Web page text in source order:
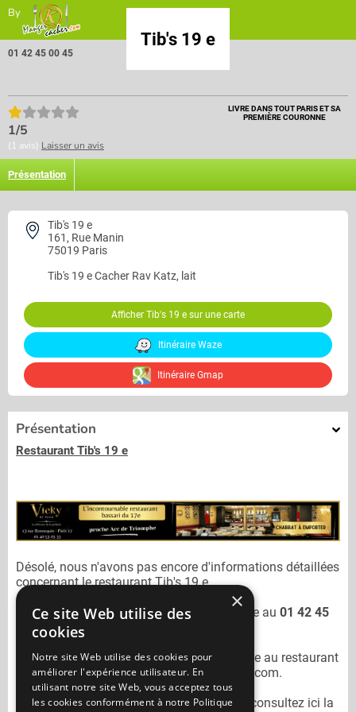
By
Tib's 19 e
01 42 45 00 45
1/5
(1 avis) Laisser un avis
LIVRE DANS TOUT PARIS ET SA
PREMIÈRE COURONNE
Présentation
Tib's 19 e
161, Rue Manin
75019 Paris
Tib's 19 eCacher Rav Katz, lait
Afficher Tib's 19 e sur une carte
Itinéraire Waze
Itinéraire Gmap
Présentation
Restaurant Tib's 19 e
Désolé, nous n'avons pas encore d'informations détaillées
concernant le restaurant Tib's 19 e.
Vous pouvez joindre le restaurant
Tib's 19 e au 01 42 45
00 45
N'oubliez pas de préciser lors de votre sortie au restaurant
Tib's 19 equ'il n'est pas sur Mangercacher.com.
Pour consulter un autre restaurant cacher
consultez ici la
×
Ce site Web utilise des
cookies
Notre site Web utilise des cookies pour
améliorer l'expérience utilisateur. En
utilisant notre site Web, vous acceptez tous
les cookies conformément à notre Politique